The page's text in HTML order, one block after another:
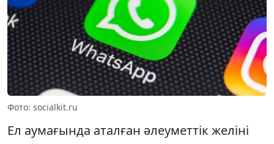
Фото: socialkit.ru
Ел аумағында аталған әлеуметтік желіні